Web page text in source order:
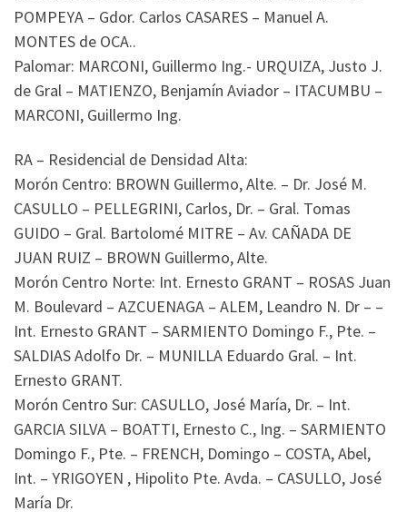
POMPEYA – Gdor. Carlos CASARES – Manuel A.
MONTES de OCA..
Palomar: MARCONI, Guillermo Ing.- URQUIZA, Justo J.
de Gral – MATIENZO, Benjamín Aviador – ITACUMBU –
MARCONI, Guillermo Ing.
RA – Residencial de Densidad Alta:
Morón Centro: BROWN Guillermo, Alte. – Dr. José M.
CASULLO – PELLEGRINI, Carlos, Dr. – Gral. Tomas
GUIDO – Gral. Bartolomé MITRE – Av. CAÑADA DE
JUAN RUIZ – BROWN Guillermo, Alte.
Morón Centro Norte: Int. Ernesto GRANT – ROSAS Juan
M. Boulevard – AZCUENAGA – ALEM, Leandro N. Dr – –
Int. Ernesto GRANT – SARMIENTO Domingo F., Pte. –
SALDIAS Adolfo Dr. – MUNILLA Eduardo Gral. – Int.
Ernesto GRANT.
Morón Centro Sur: CASULLO, José María, Dr. – Int.
GARCIA SILVA – BOATTI, Ernesto C., Ing. – SARMIENTO
Domingo F., Pte. – FRENCH, Domingo – COSTA, Abel,
Int. – YRIGOYEN , Hipolito Pte. Avda. – CASULLO, José
María Dr.